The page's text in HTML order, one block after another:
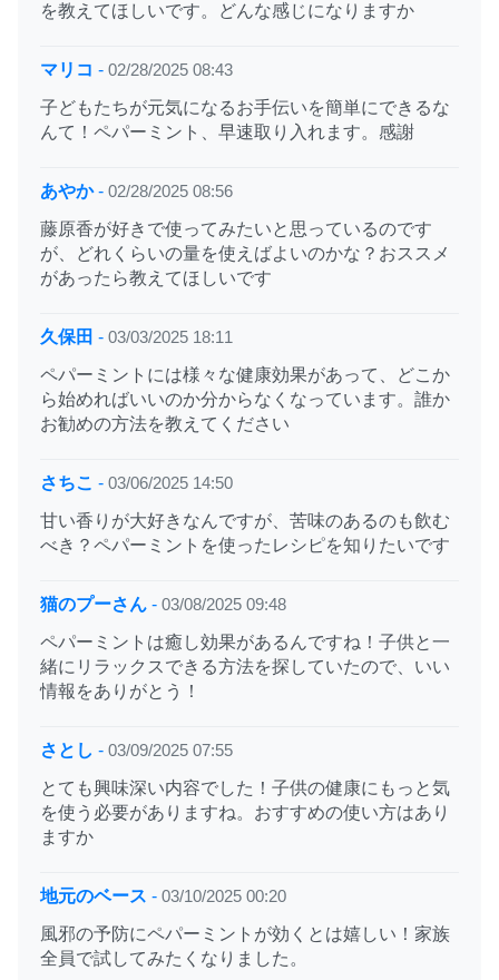
を教えてほしいです。どんな感じになりますか
マリコ - 02/28/2025 08:43
子どもたちが元気になるお手伝いを簡単にできるな
んて！ペパーミント、早速取り入れます。感謝
あやか- 02/28/2025 08:56
藤原香が好きで使ってみたいと思っているのです
が、どれくらいの量を使えばよいのかな？おススメ
があったら教えてほしいです
久保田 - 03/03/2025 18:11
ペパーミントには様々な健康効果があって、どこか
ら始めればいいのか分からなくなっています。誰か
お勧めの方法を教えてください
さちこ - 03/06/2025 14:50
甘い香りが大好きなんですが、苦味のあるのも飲む
べき？ペパーミントを使ったレシピを知りたいです
猫のプーさん - 03/08/2025 09:48
ペパーミントは癒し効果があるんですね！子供と一
緒にリラックスできる方法を探していたので、いい
情報をありがとう！
さとし - 03/09/2025 07:55
とても興味深い内容でした！子供の健康にもっと気
を使う必要がありますね。おすすめの使い方はあり
ますか
地元のベース - 03/10/2025 00:20
風邪の予防にペパーミントが効くとは嬉しい！家族
全員で試してみたくなりました。